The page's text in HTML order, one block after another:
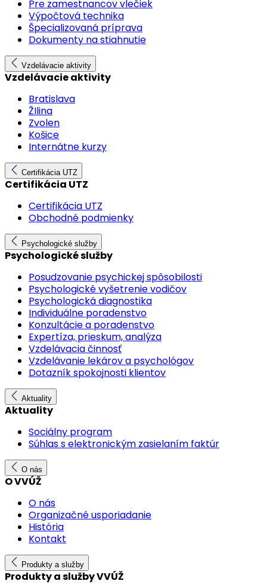
Pre zamestnancov vlečiek
Výpočtová technika
Špecializovaná príprava
Dokumenty na stiahnutie
Vzdelávacie aktivity
Vzdelávacie aktivity
Bratislava
ŽIlina
Zvolen
Košice
Internátne kurzy
Certifikácia UTZ
Certifikácia UTZ
Certifikácia UTZ
Obchodné podmienky
Psychologické služby
Psychologické služby
Posudzovanie psychickej spôsobilosti
Psychologické vyšetrenie vodičov
Psychologická diagnostika
Individuálne poradenstvo
Konzultácie a poradenstvo
Expertíza, prieskum, analýza
Vzdelávacia činnosť
Vzdelávanie lekárov a psychológov
Dotazník spokojnosti klientov
Aktuality
Aktuality
Sociálny program
Súhlas s elektronickým zasielaním faktúr
O nás
O VVÚŽ
O nás
Organizačné usporiadanie
História
Kontakt
Produkty a služby
Produkty a služby VVÚŽ